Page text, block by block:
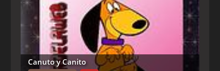
Canuto y Canito